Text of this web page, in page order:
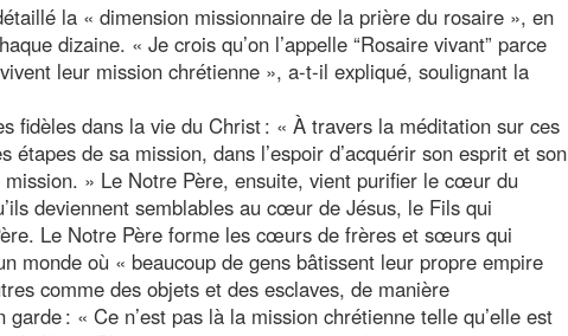
la « dimension missionnaire de la prière du rosaire », en
dizaine. « Je crois qu’on l’appelle “Rosaire vivant” parce
leur mission chrétienne », a-t-il expliqué, soulignant la
fidèles dans la vie du Christ : « À travers la méditation sur ces
de sa mission, dans l’espoir d’acquérir son esprit et son
» Le Notre Père, ensuite, vient purifier le cœur du
deviennent semblables au cœur de Jésus, le Fils qui
Le Notre Père forme les cœurs de frères et sœurs qui
monde où « beaucoup de gens bâtissent leur propre empire
comme des objets et des esclaves, de manière
: « Ce n’est pas là la mission chrétienne telle qu’elle est